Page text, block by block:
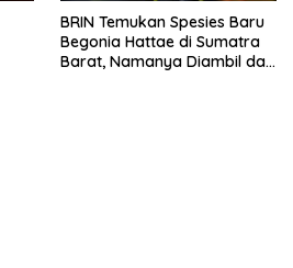
BRIN Temukan Spesies Baru
Begonia Hattae di Sumatra
Barat, Namanya Diambil dari